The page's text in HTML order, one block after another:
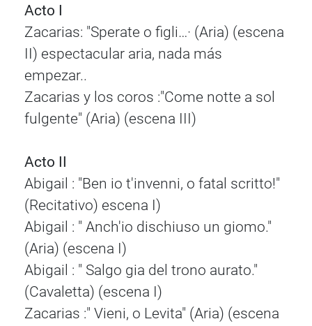
Acto I
Zacarias: "Sperate o figli…· (Aria) (escena
II) espectacular aria, nada más
empezar..
Zacarias y los coros :"Come notte a sol
fulgente" (Aria) (escena III)
Acto II
Abigail : "Ben io t'invenni, o fatal scritto!"
(Recitativo) escena I)
Abigail : " Anch'io dischiuso un giomo."
(Aria) (escena I)
Abigail : " Salgo gia del trono aurato."
(Cavaletta) (escena I)
Zacarias :" Vieni, o Levita" (Aria) (escena